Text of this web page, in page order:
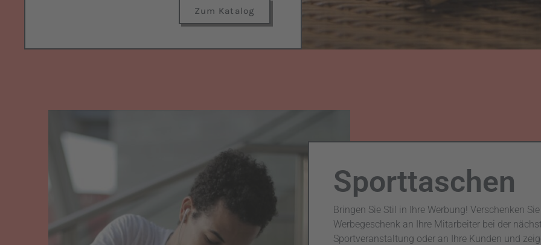
Zum Katalog
Sporttaschen
Bringen Sie Stil in Ihre Werbung! Verschenken
Werbegeschenk an Ihre Mitarbeiter bei der
Sportveranstaltung oder an Ihre Kunden und